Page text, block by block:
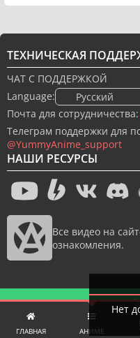
ГЛАВНАЯ АНИМЕ
НАШИ РЕСУРСЫ
Все видео на
ознакомления.
ТЕХНИЧЕСКАЯ
ЧАТ С ПОДДЕРЖКОЙ
Language:
🇷🇺 Русский
Почта для сотрудничества:
Телеграм поддержки для
@YummyAnime_support
Новый
© 2022-2026
Нет